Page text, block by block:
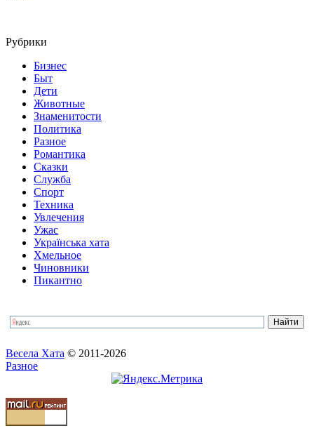
Рубрики
Бизнес
Быт
Дети
Животные
Знаменитости
Политика
Разное
Романтика
Сказки
Служба
Спорт
Техника
Увлечения
Ужас
Українська хата
Хмельное
Чиновники
Пикантно
Весела Хата © 2011-2026
Разное